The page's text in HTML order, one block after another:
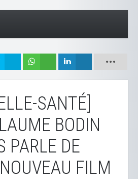
SANTÉ]
BODIN
PARLE DE
FILM